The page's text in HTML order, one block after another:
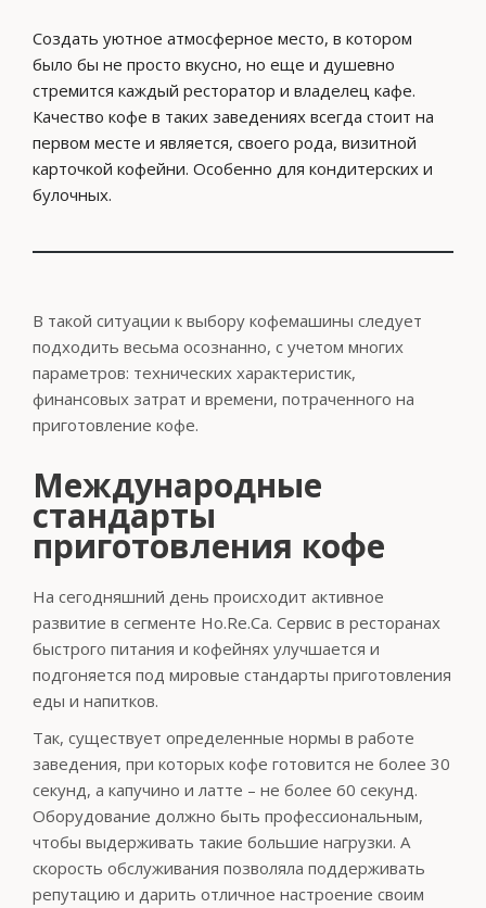
Создать уютное атмосферное место, в котором
было бы не просто вкусно, но еще и душевно
стремится каждый ресторатор и владелец кафе.
Качество кофе в таких заведениях всегда стоит на
первом месте и является, своего рода, визитной
карточкой кофейни. Особенно для кондитерских и
булочных.
В такой ситуации к выбору кофемашины следует
подходить весьма осознанно, с учетом многих
параметров: технических характеристик,
финансовых затрат и времени, потраченного на
приготовление кофе.
Международные
стандарты
приготовления кофе
На сегодняшний день происходит активное
развитие в сегменте Ho.Re.Ca. Сервис в ресторанах
быстрого питания и кофейнях улучшается и
подгоняется под мировые стандарты приготовления
еды и напитков.
Так, существует определенные нормы в работе
заведения, при которых кофе готовится не более 30
секунд, а капучино и латте – не более 60 секунд.
Оборудование должно быть профессиональным,
чтобы выдерживать такие большие нагрузки. А
скорость обслуживания позволяла поддерживать
репутацию и дарить отличное настроение своим